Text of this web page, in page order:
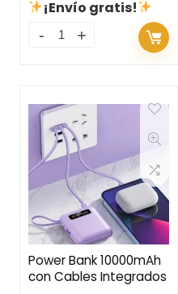
¡Envío gratis!
Power Bank 10000mAh
con Cables Integrados